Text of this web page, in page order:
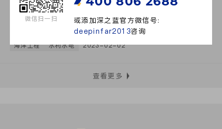
水下感知新质生产力｜深之蓝实时立体视觉建模系统
海洋工程 水利水电 2023-02-02
查看更多
微信扫一扫
或添加深之蓝官方微信号:
deepinfar2013咨询